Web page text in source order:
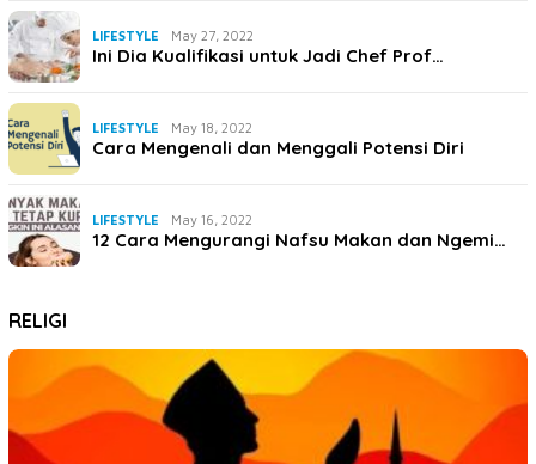
LIFESTYLE May 27, 2022
Ini Dia Kualifikasi untuk Jadi Chef Prof…
LIFESTYLE May 18, 2022
Cara Mengenali dan Menggali Potensi Diri
LIFESTYLE May 16, 2022
12 Cara Mengurangi Nafsu Makan dan Ngemi…
RELIGI